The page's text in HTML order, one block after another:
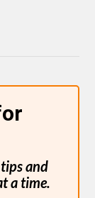
and
a time.